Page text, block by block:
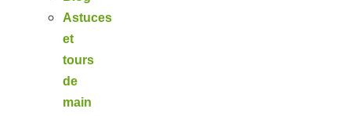
Astuces
et
tours
de
main